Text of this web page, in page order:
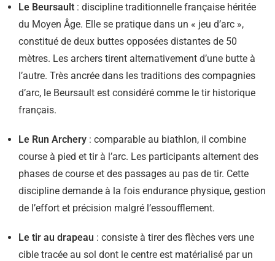
Le Beursault : discipline traditionnelle française héritée
du Moyen Âge. Elle se pratique dans un « jeu d’arc »,
constitué de deux buttes opposées distantes de 50
mètres. Les archers tirent alternativement d’une butte à
l’autre. Très ancrée dans les traditions des compagnies
d’arc, le Beursault est considéré comme le tir historique
français.
Le Run Archery : comparable au biathlon, il combine
course à pied et tir à l’arc. Les participants alternent des
phases de course et des passages au pas de tir. Cette
discipline demande à la fois endurance physique, gestion
de l’effort et précision malgré l’essoufflement.
Le tir au drapeau : consiste à tirer des flèches vers une
cible tracée au sol dont le centre est matérialisé par un